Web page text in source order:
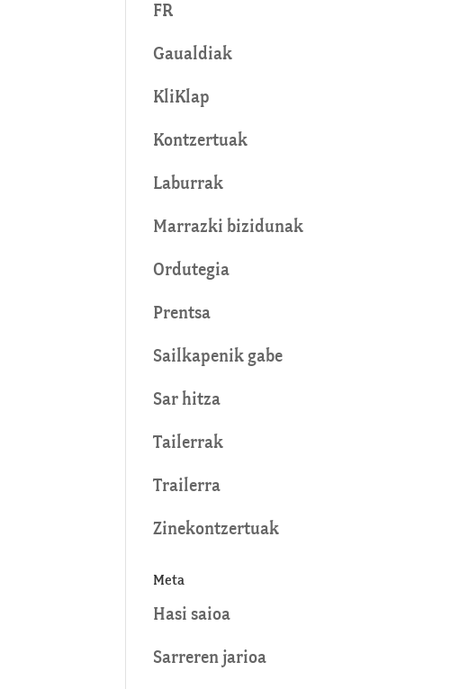
FR
Gaualdiak
KliKlap
Kontzertuak
Laburrak
Marrazki bizidunak
Ordutegia
Prentsa
Sailkapenik gabe
Sar hitza
Tailerrak
Trailerra
Zinekontzertuak
Meta
Hasi saioa
Sarreren jarioa